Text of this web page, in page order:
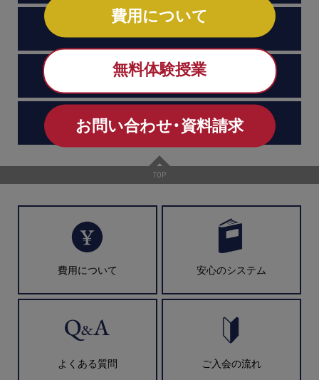
医学部受験
中高一貫校生対策
TOP
費用について 安心のシステム
よくある質問 ご入会の流れ
費用について
無料体験授業
お問い合わせ・資料請求